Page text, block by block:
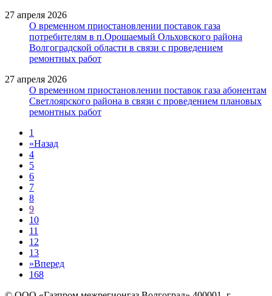
27 апреля 2026
О временном приостановлении поставок газа
потребителям в п.Орошаемый Ольховского района
Волгоградской области в связи с проведением
ремонтных работ
27 апреля 2026
О временном приостановлении поставок газа абонентам
Светлоярского района в связи с проведением плановых
ремонтных работ
1
«Назад
4
5
6
7
8
9
10
11
12
13
»Вперед
168